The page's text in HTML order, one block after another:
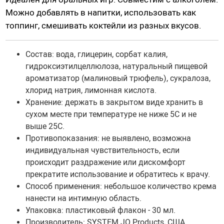
Шарики вагинальные
Тренажеры без вибрации
Тренажеры с вибрацией
БДСМ (BDSM), Фетиш
Бондаж, наручники, веревки
Плети, стеки, шлепалки
Маски, ушки
Ошейники, чокеры
Зажимы для сосков и клитора
Пояс верности
Расширители, металл
Уретральные стимуляторы
Эротическое белье
Сетка: чулок на тело
Комплекты нижнего белья
Корсеты, боди, бюстье
Белье от 48 до 54
Чулки, Колготки
Ролевые костюмы
Можно добавлять в напитки, использовать как
топпинг, смешивать коктейли из разных вкусов.
Состав: вода, глицерин, сорбат калия,
гидроксиэтилцеллюлоза, натуральный пищевой
ароматизатор (малиновый трюфель), сукралоза,
хлорид натрия, лимонная кислота.
Хранение: держать в закрытом виде хранить в
сухом месте при температуре не ниже 5С и не
выше 25С.
Противопоказания: не выявлено, возможна
индивидуальная чувствительность, если
происходит раздражение или дискомфорт
прекратите использование и обратитесь к врачу.
Способ применения: небольшое количество крема
нанести на интимную область.
Упаковка: пластиковый флакон - 30 мл.